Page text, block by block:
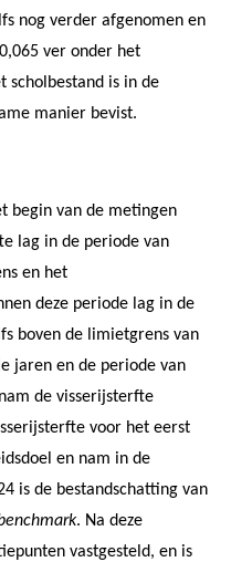
nog verder afgenomen en
ver onder het
scholbestand is in de
manier bevist.
begin van de metingen
lag in de periode van
en het
deze periode lag in de
boven de limietgrens van
jaren en de periode van
de visserijsterfte
voor het eerst
en nam in de
is de bestandschatting van
. Na deze
vastgesteld, en is